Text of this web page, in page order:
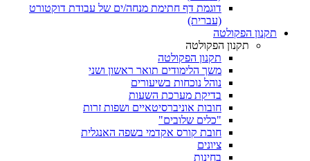
דוגמת דף חתימת מנחה/ים של עבודת דוקטורט
(עברית)
תקנון הפקולטה
תקנון הפקולטה
תקנון הפקולטה
משך הלימודים תואר ראשון ושני
נוהל נוכחות בשיעורים
בדיקת מערכת השעות
חובות אוניברסיטאיים ושפות זרות
"כלים שלובים"
חובת קורס אקדמי בשפה האנגלית
ציונים
בחינות